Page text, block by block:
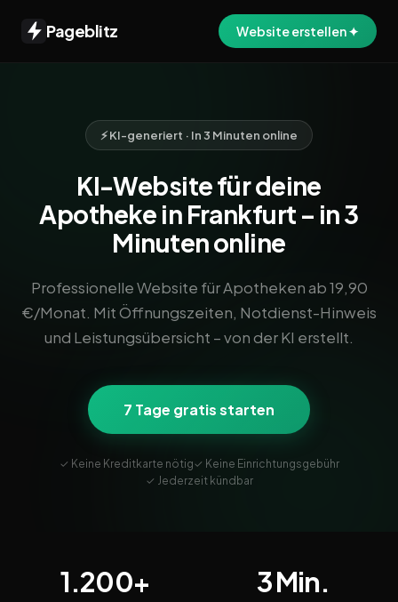
Pageblitz Website erstellen ✦
⚡ KI-generiert · In 3 Minuten online
KI-Website für deine
Apotheke in Frankfurt – in 3
Minuten online
Professionelle Website für Apotheken ab 19,90
€/Monat. Mit Öffnungszeiten, Notdienst-Hinweis
und Leistungsübersicht – von der KI erstellt.
7 Tage gratis starten
✓ Keine Kreditkarte nötig✓ Keine Einrichtungsgebühr
✓ Jederzeit kündbar
1.200+ 3 Min.